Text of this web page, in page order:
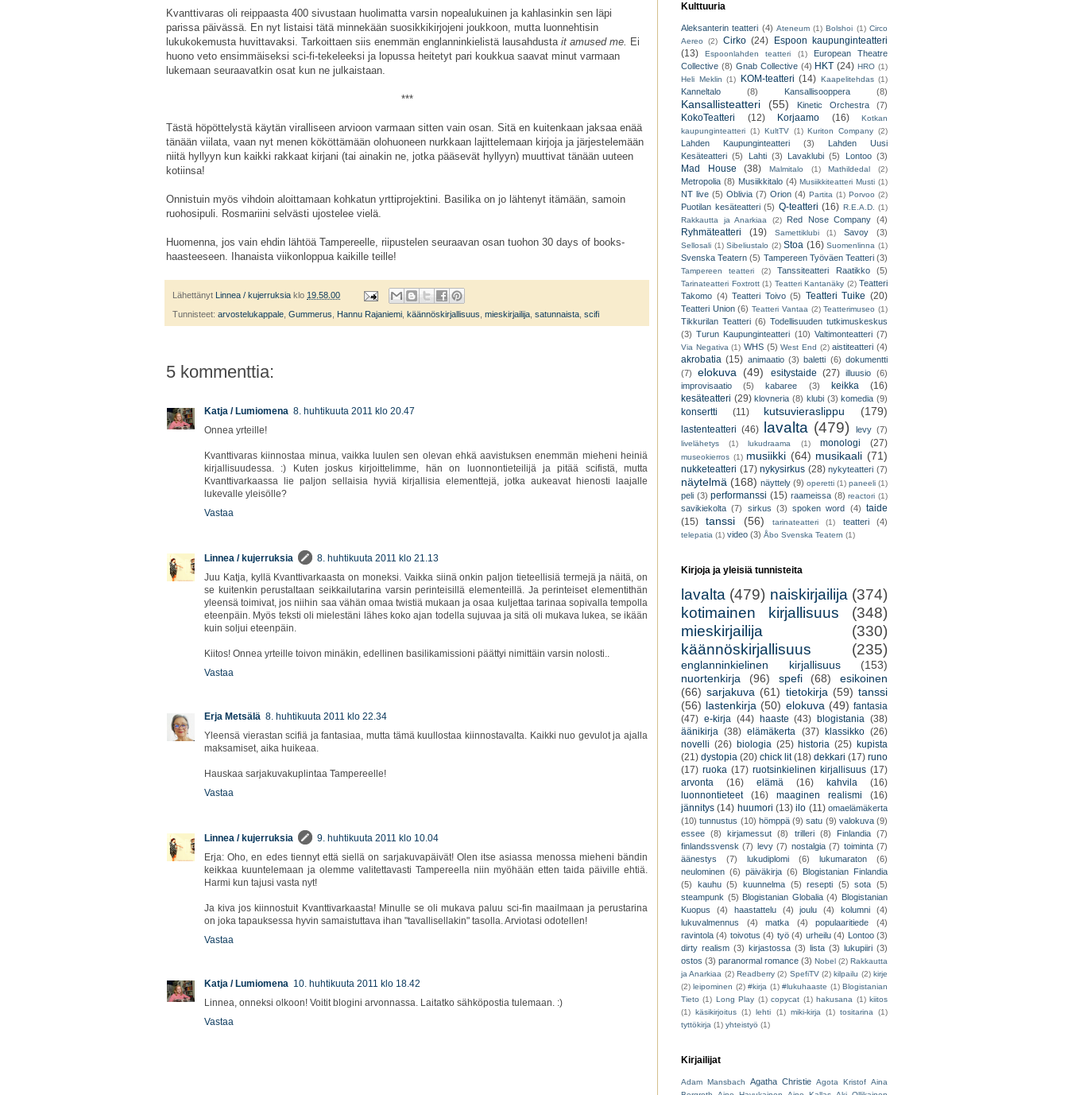
Kvanttivaras oli reippaasta 400 sivustaan huolimatta varsin nopealukuinen ja kahlasinkin sen läpi
parissa päivässä. En nyt listaisi tätä minnekään suosikkikirjojeni joukkoon, mutta luonnehtisin
lukukokemusta huvittavaksi. Tarkoittaen siis enemmän englanninkielistä lausahdusta it amused me. Ei
huono veto ensimmäiseksi sci-fi-tekeleeksi ja lopussa heitetyt pari koukkua saavat minut varmaan
lukemaan seuraavatkin osat kun ne julkaistaan.
***
Tästä höpöttelystä käytän viralliseen arvioon varmaan sitten vain osan. Sitä en kuitenkaan jaksaa enää
tänään viilata, vaan nyt menen kököttämään olohuoneen nurkkaan lajittelemaan kirjoja ja järjestelemään
niitä hyllyyn kun kaikki rakkaat kirjani (tai ainakin ne, jotka pääsevät hyllyyn) muuttivat tänään uuteen
kotiinsa!
Onnistuin myös vihdoin aloittamaan kohkatun yrttiprojektini. Basilika on jo lähtenyt itämään, samoin
ruohosipuli. Rosmariini selvästi ujostelee vielä.
Huomenna, jos vain ehdin lähtöä Tampereelle, riipustelen seuraavan osan tuohon 30 days of books-
haasteeseen. Ihanaista viikonloppua kaikille teille!
Lähettänyt Linnea / kujerruksia klo 19.58.00
Tunnisteet: arvostelukappale, Gummerus, Hannu Rajaniemi, käännöskirjallisuus, mieskirjailija, satunnaista, scifi
5 kommenttia:
Katja / Lumiomena 8. huhtikuuta 2011 klo 20.47
Onnea yrteille!
Kvanttivaras kiinnostaa minua, vaikka luulen sen olevan ehkä aavistuksen enemmän mieheni heiniä
kirjallisuudessa. :) Kuten joskus kirjoittelimme, hän on luonnontieteilijä ja pitää scifistä, mutta
Kvanttivarkaassa lie paljon sellaisia hyviä kirjallisia elementtejä, jotka aukeavat hienosti laajalle
lukevalle yleisölle?
Vastaa
Linnea / kujerruksia
8. huhtikuuta 2011 klo 21.13
Juu Katja, kyllä Kvanttivarkaasta on moneksi. Vaikka siinä onkin paljon tieteellisiä termejä ja näitä, on
se kuitenkin perustaltaan seikkailutarina varsin perinteisillä elementeillä. Ja perinteiset elementithän
yleensä toimivat, jos niihin saa vähän omaa twistiä mukaan ja osaa kuljettaa tarinaa sopivalla tempolla
eteenpäin. Myös teksti oli mielestäni lähes koko ajan todella sujuvaa ja sitä oli mukava lukea, se ikään
kuin soljui eteenpäin.
Kiitos! Onnea yrteille toivon minäkin, edellinen basilikamissioni päättyi nimittäin varsin nolosti..
Vastaa
Erja Metsälä 8. huhtikuuta 2011 klo 22.34
Yleensä vierastan scifiä ja fantasiaa, mutta tämä kuullostaa kiinnostavalta. Kaikki nuo gevulot ja ajalla
maksamiset, aika huikeaa.
Hauskaa sarjakuvakuplintaa Tampereelle!
Vastaa
Linnea / kujerruksia
9. huhtikuuta 2011 klo 10.04
Erja: Oho, en edes tiennyt että siellä on sarjakuvapäivät! Olen itse asiassa menossa mieheni bändin
keikkaa kuuntelemaan ja olemme valitettavasti Tampereella niin myöhään etten taida päiville ehtiä.
Harmi kun tajusi vasta nyt!
Ja kiva jos kiinnostuit Kvanttivarkaasta! Minulle se oli mukava paluu sci-fin maailmaan ja perustarina
on joka tapauksessa hyvin samaistuttava ihan "tavallisellakin" tasolla. Arviotasi odotellen!
Vastaa
Katja / Lumiomena 10. huhtikuuta 2011 klo 18.42
Linnea, onneksi olkoon! Voitit blogini arvonnassa. Laitatko sähköpostia tulemaan. :)
Vastaa
Kulttuuria
Aleksanterin teatteri (4) Ateneum (1) Bolshoi (1) Circo
Aereo
(2) Cirko (24)
Espoon kaupunginteatteri
(13)
Espoonlahden teatteri (1)
European Theatre
Collective (8) Gnab Collective (4) HKT (24) HRO (1)
Heli Meklin (1) KOM-teatteri (14) Kaapelitehdas (1)
Kanneltalo (8) Kansallisooppera (8)
Kansallisteatteri (55) Kinetic Orchestra (7)
KokoTeatteri (12) Korjaamo (16)
Kotkan
kaupunginteatteri (1) KultTV (1) Kuriton Company (2)
Lahden Kaupunginteatteri (3)
Lahden Uusi
Kesäteatteri (5) Lahti (3) Lavaklubi (5) Lontoo (3)
Mad House (38) Malmitalo (1) Mathildedal (2)
Metropolia (8) Musiikkitalo (4) Musiikkiteatteri Musti (1)
NT live (5) Oblivia (7) Orion (4) Partita (1) Porvoo (2)
Puotilan kesäteatteri (5) Q-teatteri (16) R.E.A.D. (1)
Rakkautta ja Anarkiaa
(2) Red Nose Company (4)
Ryhmäteatteri (19) Samettiklubi (1) Savoy (3)
Sellosali (1) Sibeliustalo (2) Stoa (16) Suomenlinna (1)
Svenska Teatern (5) Tampereen Työväen Teatteri (3)
Tampereen teatteri (2) Tanssiteatteri Raatikko (5)
Tarinateatteri Foxtrott (1) Teatteri Kantanäky (2) Teatteri
Takomo (4) Teatteri Toivo (5) Teatteri Tuike (20)
Teatteri Union (6) Teatteri Vantaa (2) Teatterimuseo (1)
Tikkurilan Teatteri (6) Todellisuuden tutkimuskeskus
(3) Turun Kaupunginteatteri (10) Valtimonteatteri (7)
Via Negativa (1) WHS (5) West End (2) aistiteatteri (4)
akrobatia (15) animaatio (3) baletti (6) dokumentti
(7)
elokuva (49) esitystaide (27) illuusio (6)
improvisaatio
(5) kabaree (3) keikka
(16)
kesäteatteri (29) klovneria (8) klubi (3) komedia (9)
konsertti (11) kutsuvieraslippu (179)
lastenteatteri (46) lavalta (479) levy (7)
livelähetys (1) lukudraama (1) monologi (27)
museokierros (1) musiikki (64) musikaali (71)
nukketeatteri (17) nykysirkus (28) nykyteatteri (7)
näytelmä (168) näyttely (9) operetti (1) paneeli (1)
peli (3) performanssi (15) raameissa (8) reactori (1)
savikiekolta (7) sirkus (3) spoken word (4) taide
(15)
tanssi (56) tarinateatteri (1) teatteri (4)
telepatia (1) video (3) Åbo Svenska Teatern (1)
Kirjoja ja yleisiä tunnisteita
lavalta (479) naiskirjailija (374)
kotimainen kirjallisuus
(348)
mieskirjailija
(330)
käännöskirjallisuus
(235)
englanninkielinen kirjallisuus
(153)
nuortenkirja
(96) spefi (68)
esikoinen
(66) sarjakuva (61) tietokirja (59) tanssi
(56) lastenkirja (50) elokuva (49) fantasia
(47) e-kirja (44) haaste (43) blogistania (38)
äänikirja (38) elämäkerta (37) klassikko (26)
novelli (26) biologia (25) historia (25) kupista
(21) dystopia (20) chick lit (18) dekkari (17) runo
(17) ruoka (17) ruotsinkielinen kirjallisuus (17)
arvonta
(16) elämä (16) kahvila
(16)
luonnontieteet
(16) maaginen realismi
(16)
jännitys (14) huumori (13) ilo (11) omaelämäkerta
(10) tunnustus (10) hömppä (9) satu (9) valokuva (9)
essee (8) kirjamessut (8) trilleri (8) Finlandia (7)
finlandssvensk (7) levy (7) nostalgia (7) toiminta (7)
äänestys
(7) lukudiplomi (6) lukumaraton
(6)
neulominen (6) päiväkirja (6)
Blogistanian Finlandia
(5)
kauhu (5) kuunnelma (5) resepti (5) sota (5)
steampunk (5) Blogistanian Globalia (4)
Blogistanian
Kuopus
(4) haastattelu (4) joulu (4) kolumni
(4)
lukuvalmennus
(4) matka (4) populaaritiede
(4)
ravintola (4) toivotus (4) työ (4) urheilu (4) Lontoo (3)
dirty realism (3) kirjastossa (3) lista (3) lukupiiri (3)
ostos (3) paranormal romance (3) Nobel (2) Rakkautta
ja Anarkiaa (2) Readberry (2) SpefiTV (2) kilpailu (2) kirje
(2) leipominen (2) #kirja (1) #lukuhaaste (1) Blogistanian
Tieto (1) Long Play (1) copycat (1) hakusana (1) kiitos
(1) käsikirjoitus (1) lehti (1) miki-kirja (1) tositarina (1)
tyttökirja (1) yhteistyö (1)
Kirjailijat
Adam Mansbach Agatha Christie Agota Kristof Aina